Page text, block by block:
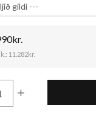
11.282kr.
+